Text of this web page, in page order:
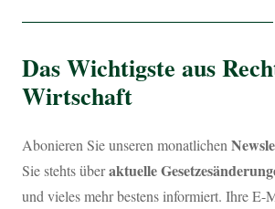
Das Wichtigste aus
Wirtschaft
Abonieren Sie unseren monatlichen
Sie stehts überaktuelle
und vieles mehr bestens informiert. Ihre E-